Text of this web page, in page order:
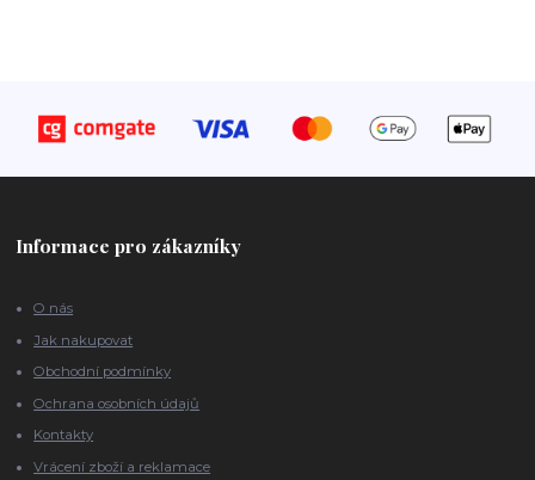
Informace pro zákazníky
O nás
Jak nakupovat
Obchodní podmínky
Ochrana osobních údajů
Kontakty
Vrácení zboží a reklamace